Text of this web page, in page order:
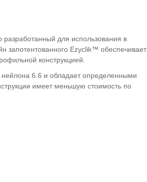
для использования в
запотентованного Ezyclik™ обеспечивает
конструкцией.
6.6 и обладает определенными
имеет меньшую стоимость по